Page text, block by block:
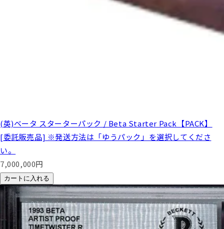
(英)ベータ スターターパック / Beta Starter Pack【PACK】
[委託販売品] ※発送方法は「ゆうパック」を選択してくださ
い。
7,000,000円
カートに入れる